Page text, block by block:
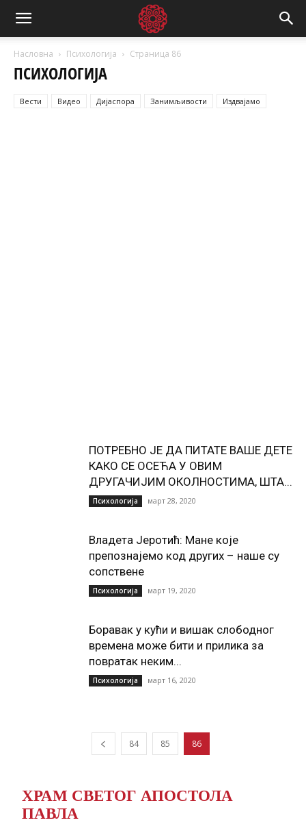
Насловна Психологија Страница 86
ПСИХОЛОГИЈА
Вести Видео Дијаспора Занимљивости Издвајамо
ПОТРЕБНО ЈЕ ДА ПИТАТЕ ВАШЕ ДЕТЕ
КАКО СЕ ОСЕЋА У ОВИМ
ДРУГАЧИЈИМ ОКОЛНОСТИМА, ШТА...
Психологија март 28, 2020
Владета Јеротић: Мане које
препознајемо код других – наше су
сопствене
Психологија март 19, 2020
Боравак у кући и вишак слободног
времена може бити и прилика за
повратак неким...
Психологија март 16, 2020
84 85 86
ХРАМ СВЕТОГ АПОСТОЛА
ПАВЛА